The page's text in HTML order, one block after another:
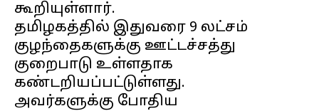
கூறியுள்ளார்.
தமிழகத்தில் இதுவரை 9 லட்சம்
குழந்தைகளுக்கு ஊட்டச்சத்து
குறைபாடு உள்ளதாக
கண்டறியப்பட்டுள்ளது.
அவர்களுக்கு போதிய